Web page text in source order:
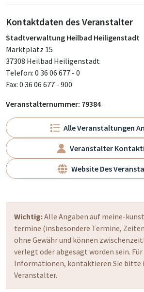
Kontaktdaten des Veranstalter
Stadtverwaltung Heilbad Heiligenstadt
Marktplatz 15
37308 Heilbad Heiligenstadt
Telefon: 0 36 06 677 - 0
Fax: 0 36 06 677 - 900
Veranstalternummer: 79384
Alle Veranstaltungen
Veranstalter
Website Des
Wichtig:Alle Angaben auf meine-
termine (insbesondere Termine,
ohne Gewähr und können
verlegt oder abgesagt worden sein.
Informationen, kontaktieren Sie bitte
Veranstalter.